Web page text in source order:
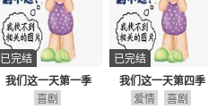
我们这一天第一季
已完结
喜剧
我们这一天第四季
已完结
爱情 喜剧